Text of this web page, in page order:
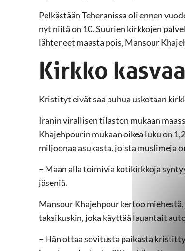
­Pelkästään Teheranissa oli ennen
nyt niitä on 10. Suurien kirkkojen
lähteneet maasta pois, Mansour
Kirkko
Kristityt eivät saa puhua uskotaan
Iranin virallisen tilaston mukaan
Khajehpourin mukaan oikea luku on
miljoonaa asukasta, joista muslimeja
– Maan alla toimivia kotikirkkoja
jäseniä.
Mansour Khajehpour kertoo
taksikuskin, joka käyttää lauantait
– Hän ottaa sovitusta paikasta